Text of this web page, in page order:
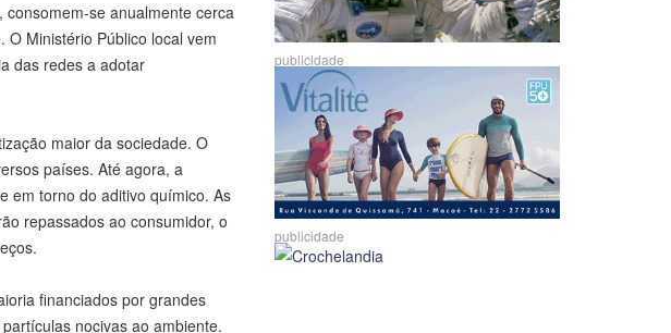
se anualmente cerca
Ministério Público local vem
das redes a adotar
maior da sociedade. O
países. Até agora, a
em torno do aditivo químico. As
repassados ao consumidor, o
financiados por grandes
nocivas ao ambiente.
publicidade
publicidade